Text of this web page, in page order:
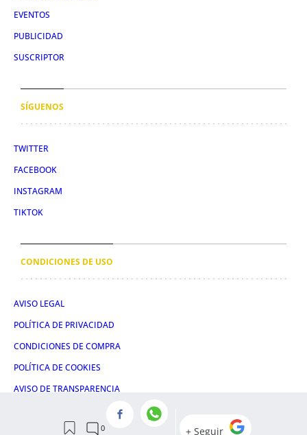
EVENTOS
PUBLICIDAD
SUSCRIPTOR
SÍGUENOS
TWITTER
FACEBOOK
INSTAGRAM
TIKTOK
CONDICIONES DE USO
AVISO LEGAL
POLÍTICA DE PRIVACIDAD
CONDICIONES DE COMPRA
POLÍTICA DE COOKIES
AVISO DE TRANSPARENCIA